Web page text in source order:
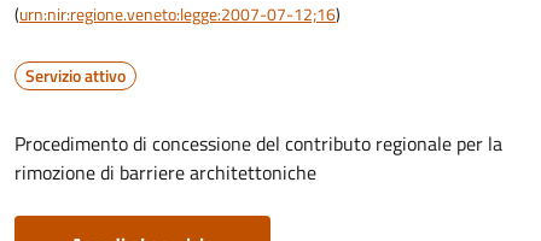
(urn:nir:regione.veneto:legge:2007-07-12;16)
Servizio attivo
Procedimento di concessione del contributo regionale per la
rimozione di barriere architettoniche